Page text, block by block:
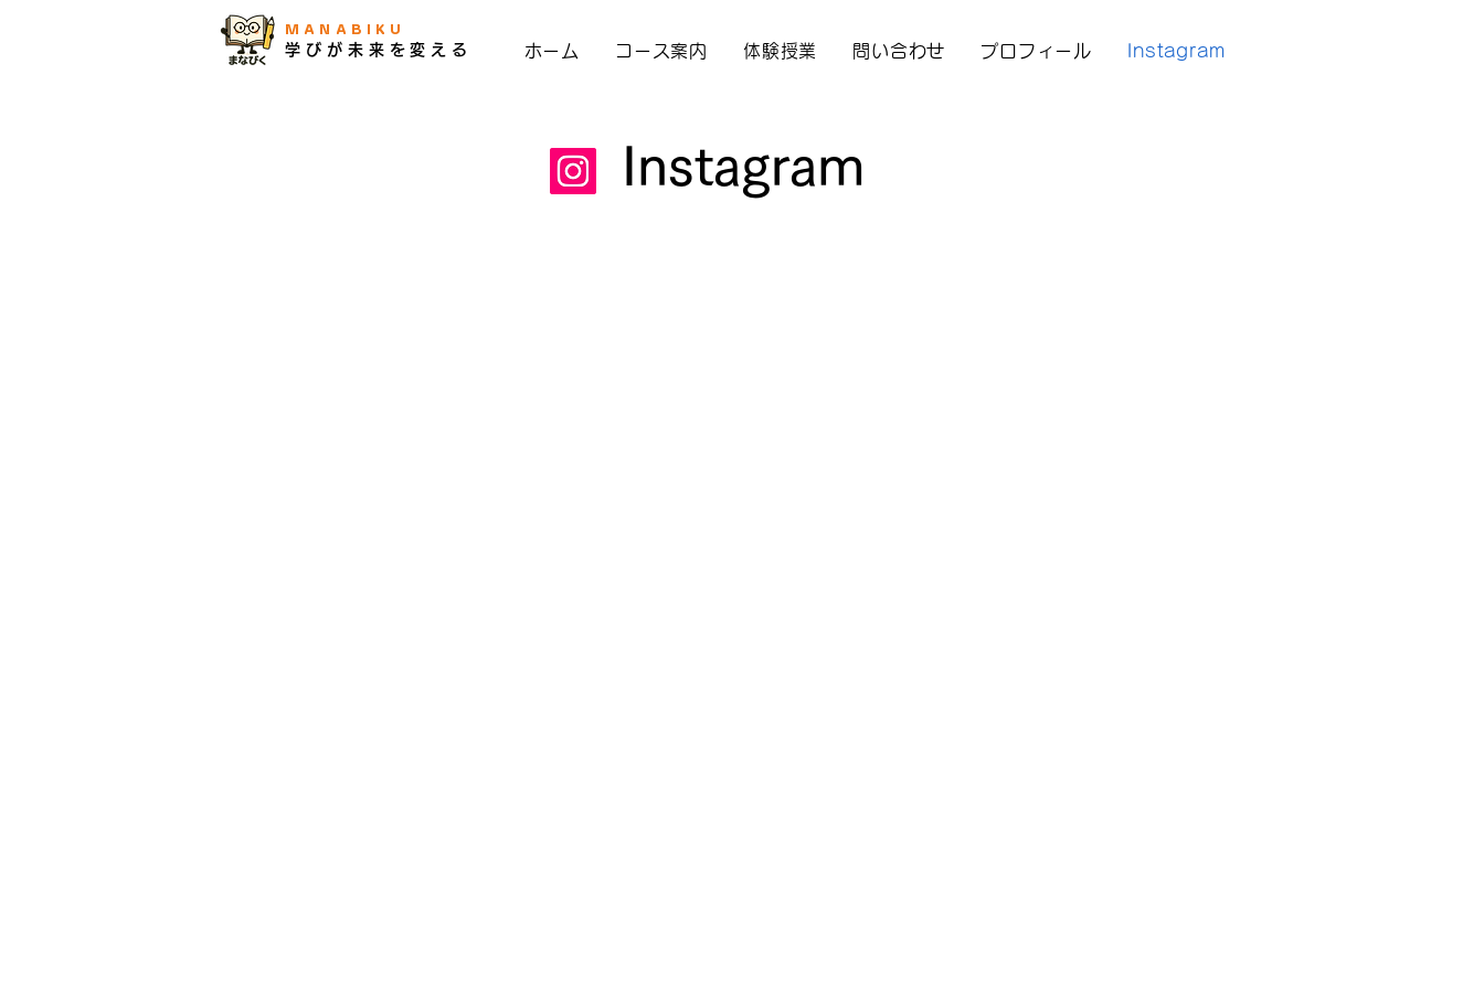
MANABIKU
学びが未来を変える ホーム コース案内 体験授業 問い合わせ プロフィール Instagram
Instagram